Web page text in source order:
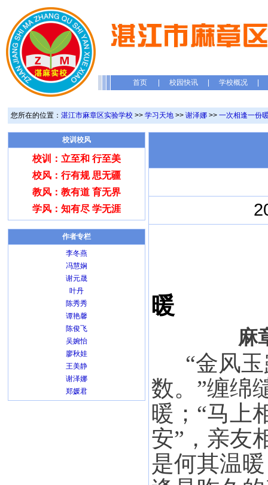
首页 校园快讯 学校概况
您所在的位置： 湛江市麻章区实验学校 >> 学习天地 >> 谢泽娜 >> 一次相逢一份
校训校风
校训：立至和 行至美
校风：行有规 思无疆
教风：教有道 育无界
学风：知有尽 学无涯
作者专栏
李冬燕
冯慧娴
谢元晟
叶丹
陈秀秀
谭艳馨
陈俊飞
吴婉怡
廖秋娃
王美静
谢泽娜
郑媛君
暖
麻
“金风
数。”缠绵
暖；“马上
安”，亲友
是何其温